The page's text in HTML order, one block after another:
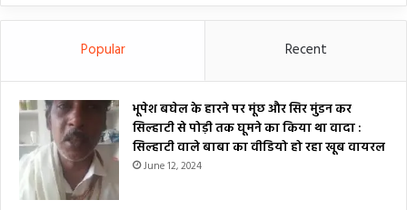
Popular Recent
भूपेश बघेल के हारने पर मूंछ और सिर मुंडन कर
सिल्हाटी से पोड़ी तक घूमने का किया था वादा :
सिल्हाटी वाले बाबा का वीडियो हो रहा खूब वायरल
June 12, 2024